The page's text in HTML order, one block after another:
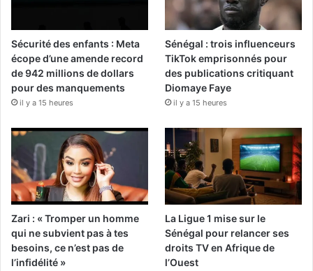
Sécurité des enfants : Meta
écope d’une amende record
de 942 millions de dollars
pour des manquements
il y a 15 heures
Sénégal : trois influenceurs
TikTok emprisonnés pour
des publications critiquant
Diomaye Faye
il y a 15 heures
Zari : « Tromper un homme
qui ne subvient pas à tes
besoins, ce n’est pas de
l’infidélité »
La Ligue 1 mise sur le
Sénégal pour relancer ses
droits TV en Afrique de
l’Ouest